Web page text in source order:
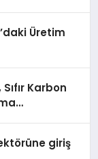
Üretim
Karbon
giriş